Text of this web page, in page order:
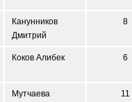
Канунников
Дмитрий
8
Коков Алибек 6
Мутчаева
11